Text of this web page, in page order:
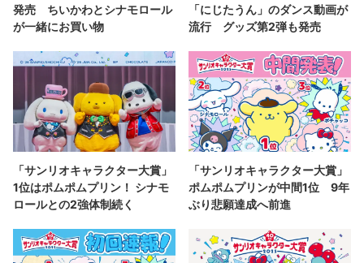
発売 ちいかわとシナモロール
が一緒にお買い物
「にじたうん」のダンス動画が
流行 グッズ第2弾も発売
「サンリオキャラクター大賞」
1位はポムポムプリン！ シナモ
ロールとの2強体制続く
「サンリオキャラクター大賞」
ポムポムプリンが中間1位 9年
ぶり悲願達成へ前進